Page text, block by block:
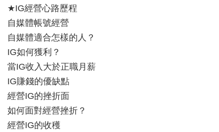
★IG經營心路歷程
自媒體帳號經營
自媒體適合怎樣的人？
IG如何獲利？
當IG收入大於正職月薪
IG賺錢的優缺點
經營IG的挫折面
如何面對經營挫折？
經營IG的收穫